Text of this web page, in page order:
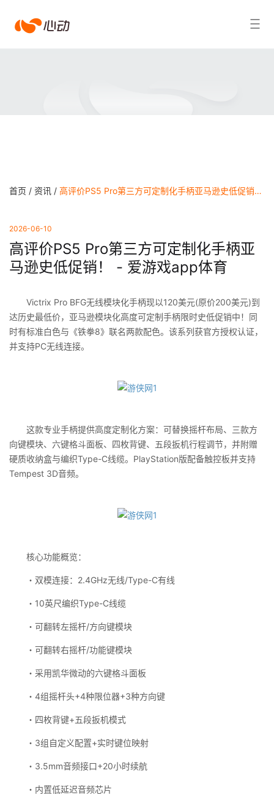
爱搜索结果
首页 / 资讯 / 高评价PS5 Pro第三方可定制化手柄亚马逊史低促销！ - 爱游戏app体育
2026-06-10
高评价PS5 Pro第三方可定制化手柄亚
马逊史低促销！ - 爱游戏app体育
Victrix Pro BFG无线模块化手柄现以120美元(原价200美元)到
达历史最低价，亚马逊模块化高度可定制手柄限时史低促销中！同
时有标准白色与《铁拳8》联名两款配色。该系列获官方授权认证，
并支持PC无线连接。
这款专业手柄提供高度定制化方案：可替换摇杆布局、三款方
向键模块、六键格斗面板、四枚背键、五段扳机行程调节，并附赠
硬质收纳盒与编织Type-C线缆。PlayStation版配备触控板并支持
Tempest 3D音频。
核心功能概览：
・双模连接：2.4GHz无线/Type-C有线
・10英尺编织Type-C线缆
・可翻转左摇杆/方向键模块
・可翻转右摇杆/功能键模块
・采用凯华微动的六键格斗面板
・4组摇杆头+4种限位器+3种方向键
・四枚背键+五段扳机模式
・3组自定义配置+实时键位映射
・3.5mm音频接口+20小时续航
・内置低延迟音频芯片